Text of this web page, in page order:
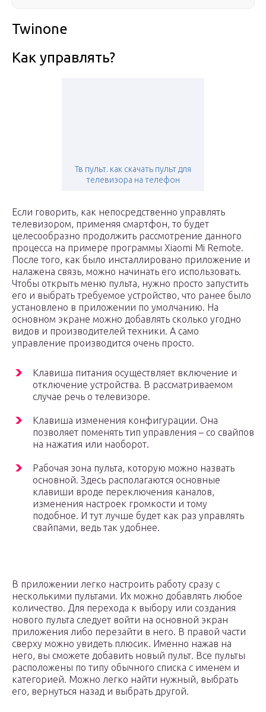
Twinone
Как управлять?
Тв пульт. как скачать пульт для
телевизора на телефон
Если говорить, как непосредственно управлять
телевизором, применяя смартфон, то будет
целесообразно продолжить рассмотрение данного
процесса на примере программы Xiaomi Mi Remote.
После того, как было инсталлировано приложение и
налажена связь, можно начинать его использовать.
Чтобы открыть меню пульта, нужно просто запустить
его и выбрать требуемое устройство, что ранее было
установлено в приложении по умолчанию. На
основном экране можно добавлять сколько угодно
видов и производителей техники. А само
управление производится очень просто.
Клавиша питания осуществляет включение и
отключение устройства. В рассматриваемом
случае речь о телевизоре.
Клавиша изменения конфигурации. Она
позволяет поменять тип управления – со свайпов
на нажатия или наоборот.
Рабочая зона пульта, которую можно назвать
основной. Здесь располагаются основные
клавиши вроде переключения каналов,
изменения настроек громкости и тому
подобное. И тут лучше будет как раз управлять
свайпами, ведь так удобнее.
В приложении легко настроить работу сразу с
несколькими пультами. Их можно добавлять любое
количество. Для перехода к выбору или создания
нового пульта следует войти на основной экран
приложения либо перезайти в него. В правой части
сверху можно увидеть плюсик. Именно нажав на
него, вы сможете добавить новый пульт. Все пульты
расположены по типу обычного списка с именем и
категорией. Можно легко найти нужный, выбрать
его, вернуться назад и выбрать другой.